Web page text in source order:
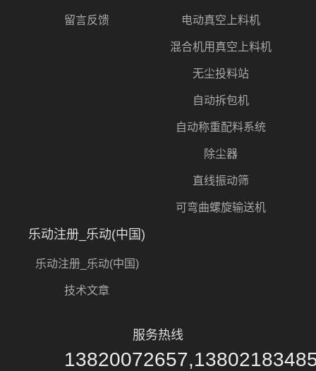
留言反馈 电动真空上料机
混合机用真空上料机
无尘投料站
自动拆包机
自动称重配料系统
除尘器
直线振动筛
可弯曲螺旋输送机
乐动注册_乐动(中国)
乐动注册_乐动(中国)
技术文章
服务热线